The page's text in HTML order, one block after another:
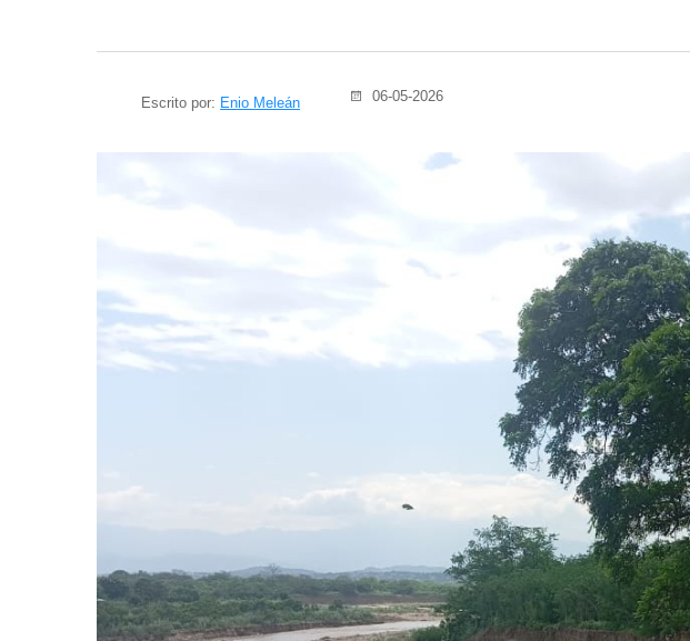
Escrito por: Enio Meleán 06-05-2026